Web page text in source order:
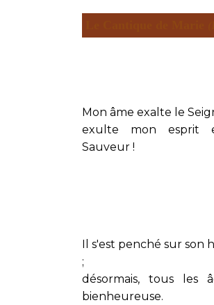
Mon âme exalte le
exulte mon esprit
Sauveur !
Il s'est penché sur son
;
désormais, tous les
bienheureuse.